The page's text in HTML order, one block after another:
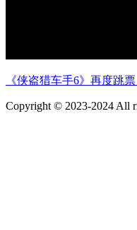
《侠盗猎车手6》再度跳
Copyright © 2023-2024 All